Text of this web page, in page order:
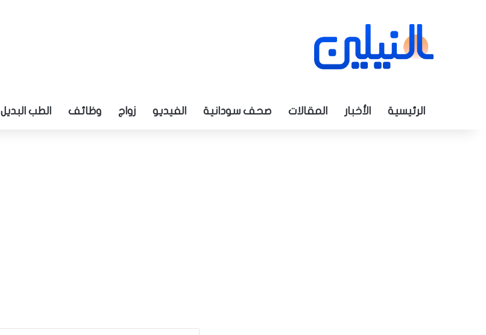
الرئيسية الأخبار المقالات صحف سودانية الفيديو زواج وظائف الطب البديل